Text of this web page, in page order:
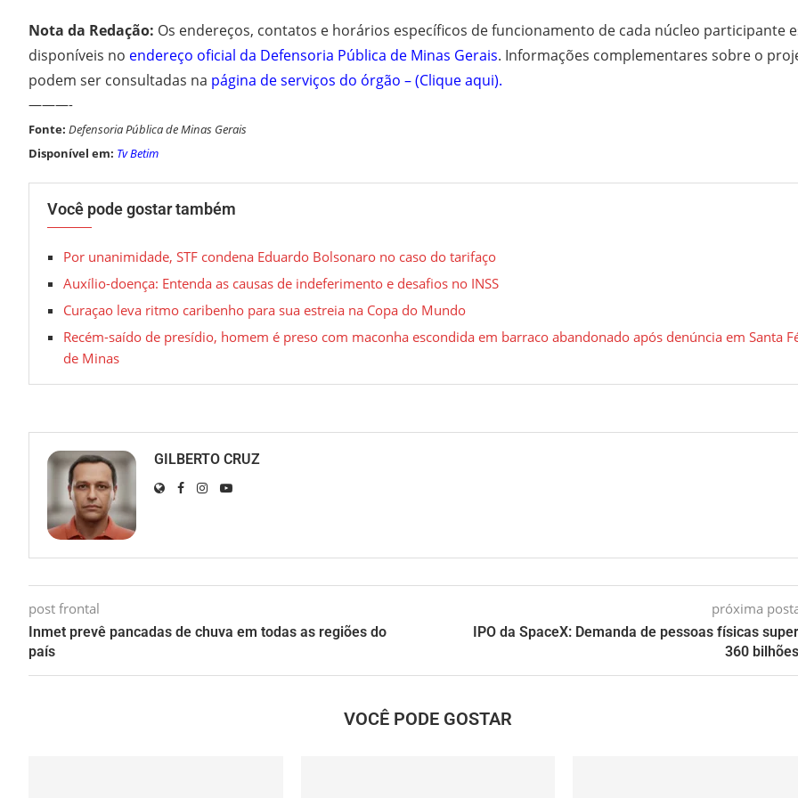
Nota da Redação: Os endereços, contatos e horários específicos de funcionamento de cada núcleo participante
disponíveis no endereço oficial da Defensoria Pública de Minas Gerais. Informações complementares sobre o
podem ser consultadas na página de serviços do órgão – (Clique aqui).
———-
Fonte: Defensoria Pública de Minas Gerais
Disponível em: Tv Betim
Você pode gostar também
Por unanimidade, STF condena Eduardo Bolsonaro no caso do tarifaço
Auxílio-doença: Entenda as causas de indeferimento e desafios no INSS
Curaçao leva ritmo caribenho para sua estreia na Copa do Mundo
Recém-saído de presídio, homem é preso com maconha escondida em barraco abandonado após denúncia em Santa
de Minas
GILBERTO CRUZ
post frontal
Inmet prevê pancadas de chuva em todas as regiões do
país
próxima
IPO da SpaceX: Demanda de pessoas físicas
360
VOCÊ PODE GOSTAR